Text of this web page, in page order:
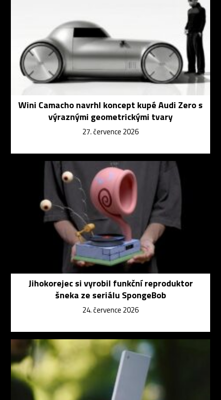
Wini Camacho navrhl koncept kupé Audi Zero s
výraznými geometrickými tvary
27. července 2026
Jihokorejec si vyrobil funkční reproduktor
šneka ze seriálu SpongeBob
24. července 2026